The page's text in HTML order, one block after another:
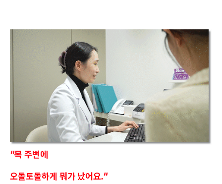
"목 주변에
오돌토돌하게 뭐가 났어요."